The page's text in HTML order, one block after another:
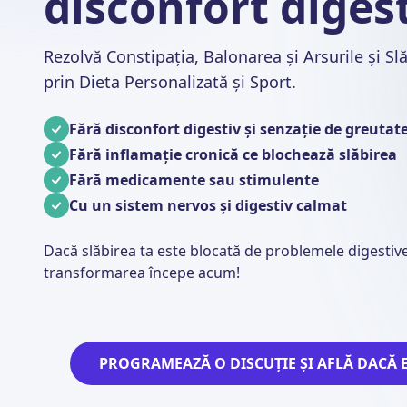
Rezolvă Constipația, Balonarea și Arsurile și
prin Dieta Personalizată și Sport.
Fără disconfort digestiv și senzație de
Fără inflamație cronică ce blochează slăbirea
Fără medicamente sau stimulente
Cu un sistem nervos și digestiv calmat
Dacă slăbirea ta este blocată de problemele
transformarea începe acum!
PROGRAMEAZĂ O DISCUȚIE ȘI AFLĂ DACĂ